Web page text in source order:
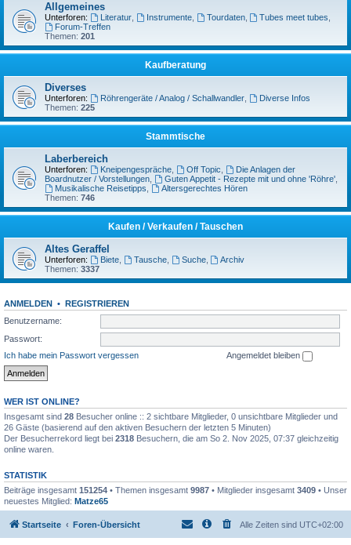
Allgemeines
Unterforen: Literatur, Instrumente, Tourdaten, Tubes meet tubes
Forum-Treffen
Themen: 201
Kaufberatung
Diverses
Unterforen: Röhrengeräte / Analog / Schallwandler,
Diverse Infos
Themen: 225
Stammtische
Laberbereich
Unterforen: Kneipengespräche, Off Topic
Die Anlagen der
Boardnutzer / Vorstellungen
Guten Appetit - Rezepte mit und ohne 'Röhre',
Musikalische Reisetipps
Altersgerechtes Hören
Themen: 746
Kaufen / Verkaufen / Tauschen
Altes Geraffel
Unterforen: Biete, Tausche, Suche,
Archiv
Themen: 3337
ANMELDEN • REGISTRIEREN
Benutzername:
Passwort:
Ich habe mein Passwort vergessen
Angemeldet bleiben
WER IST ONLINE?
Insgesamt sind 28 Besucher online :: 2 sichtbare Mitglieder, 0 unsichtbare Mitglieder und
26 Gäste (basierend auf den aktiven Besuchern der letzten 5 Minuten)
Der Besucherrekord liegt bei 2318 Besuchern, die am So 2. Nov 2025, 07:37 gleichzeitig
online waren.
STATISTIK
Beiträge insgesamt 151254 • Themen insgesamt 9987 • Mitglieder insgesamt 3409 • Unser
neuestes Mitglied: Matze65
Startseite Foren-Übersicht Alle Zeiten sind UTC+02:00